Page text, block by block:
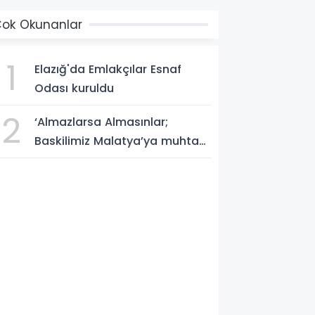
Okunanlar
1
Elazığ'da Emlakçılar Esnaf
Odası kuruldu
2
‘Almazlarsa Almasınlar;
Baskilimiz Malatya’ya muhtaç